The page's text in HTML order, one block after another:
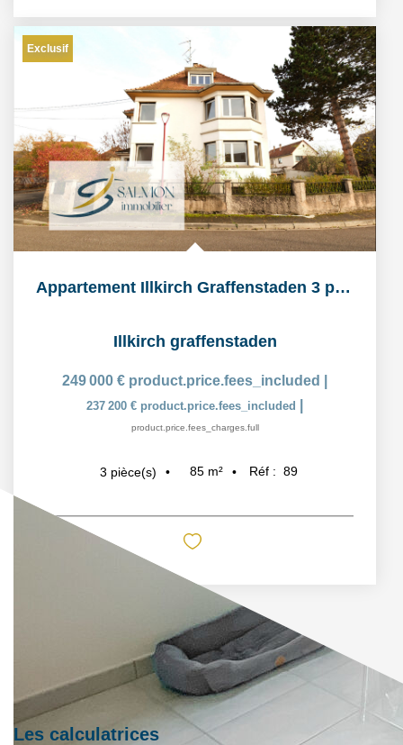
Exclusif
Appartement Illkirch Graffenstaden 3 pièce(s) 85 m2
Illkirch graffenstaden
249 000 € product.price.fees_included
237 200 € product.price.fees_included
product.price.fees_charges.full
3 pièce(s) 85 m² Réf : 89
Les calculatrices